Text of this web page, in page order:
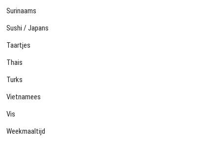
Surinaams
Sushi / Japans
Taartjes
Thais
Turks
Vietnamees
Vis
Weekmaaltijd